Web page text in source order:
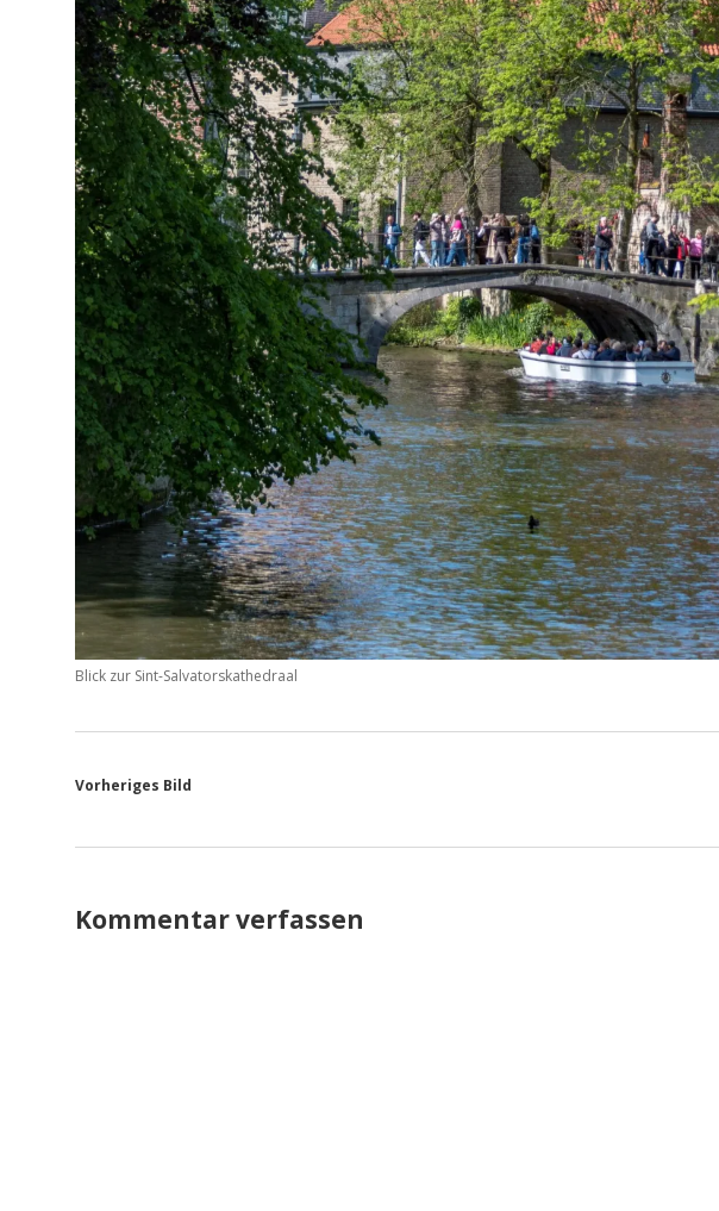
Blick zur Sint-Salvatorskathedraal
Vorheriges Bild
Kommentar verfassen